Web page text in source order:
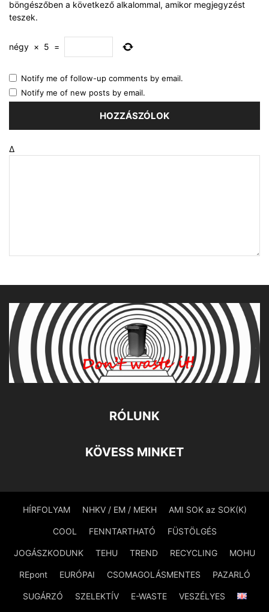
böngészőben a következő alkalommal, amikor megjegyzést
teszek.
négy × 5 =
Notify me of follow-up comments by email.
Notify me of new posts by email.
Δ
RÓLUNK
KÖVESS MINKET
HÍRFOLYAM NHKV / EM / MEKH AMI SOK az SOK(K)
COOL FENNTARTHATÓ FÜSTÖLGÉS
JOGÁSZKODUNK TEHU TREND RECYCLING MOHU
REpont EURÓPAI CSOMAGOLÁSMENTES PAZARLÓ
SUGÁRZÓ SZELEKTÍV E-WASTE VESZÉLYES